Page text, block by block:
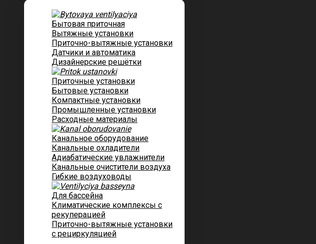
Бытовая приточная
Вытяжные установки
Приточно-вытяжные установки
Датчики и автоматика
Дизайнерские решётки
Приточные установки
Бытовые установки
Компактные установки
Промышленные установки
Расходные материалы
Канальное оборудование
Канальные охладители
Адиабатические увлажнители
Канальные очистители воздуха
Гибкие воздуховоды
Для бассейна
Климатические комплексы с
рекуперацией
Приточно-вытяжные установки
с рециркуляцией